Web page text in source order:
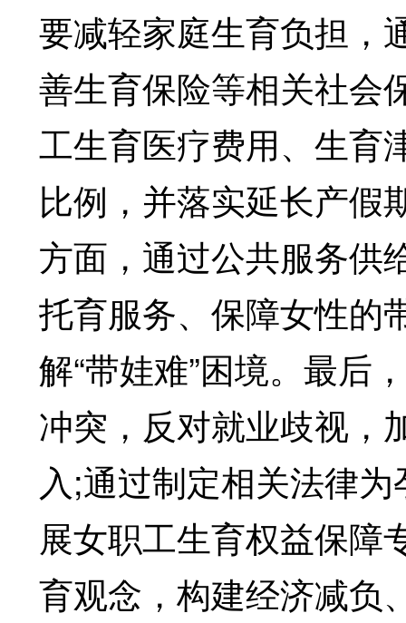
要减轻家庭生育负担，
善生育保险等相关社会
工生育医疗费用、生育
比例，并落实延长产假
方面，通过公共服务供
托育服务、保障女性的
解“带娃难”困境。最后
冲突，反对就业歧视，
入;通过制定相关法律
展女职工生育权益保障
育观念，构建经济减负